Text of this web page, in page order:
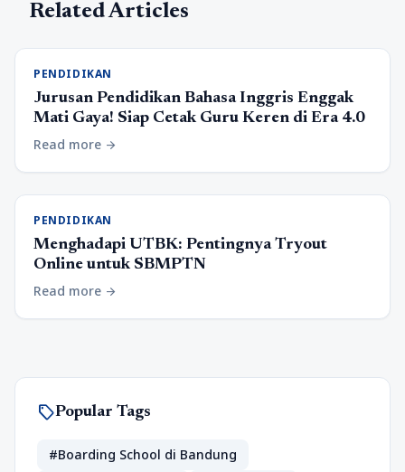
Related Articles
PENDIDIKAN
Jurusan Pendidikan Bahasa Inggris Enggak
Mati Gaya! Siap Cetak Guru Keren di Era 4.0
Read more arrow_forward
PENDIDIKAN
Menghadapi UTBK: Pentingnya Tryout
Online untuk SBMPTN
Read more arrow_forward
sellPopular Tags
#Boarding School di Bandung